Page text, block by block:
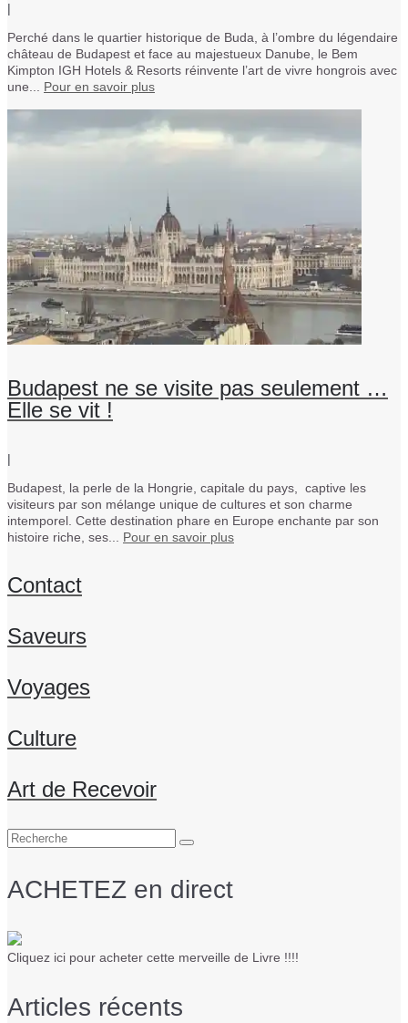
|
Perché dans le quartier historique de Buda, à l’ombre du légendaire
château de Budapest et face au majestueux Danube, le Bem
Kimpton IGH Hotels & Resorts réinvente l’art de vivre hongrois avec
une... Pour en savoir plus
Budapest ne se visite pas seulement …
Elle se vit !
|
Budapest, la perle de la Hongrie, capitale du pays, captive les
visiteurs par son mélange unique de cultures et son charme
intemporel. Cette destination phare en Europe enchante par son
histoire riche, ses... Pour en savoir plus
Contact
Saveurs
Voyages
Culture
Art de Recevoir
Rechercher
:
ACHETEZ en direct
Cliquez ici pour acheter cette merveille de Livre !!!!
Articles récents